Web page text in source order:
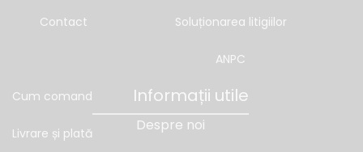
Contact Soluționarea litigiilor
ANPC
Cum comand
Livrare și plată
Informații utile
Despre noi